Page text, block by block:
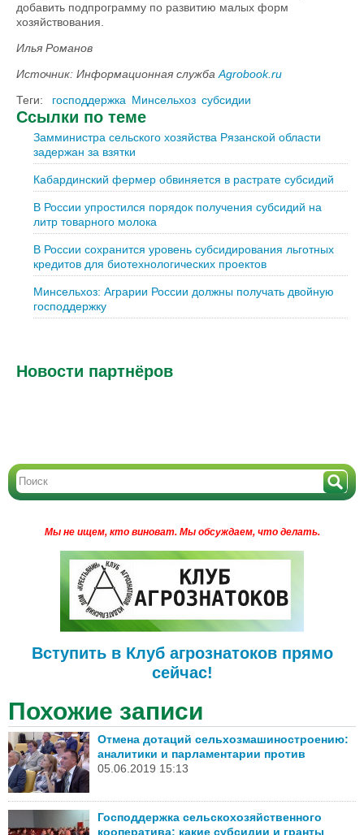
добавить подпрограмму по развитию малых форм
хозяйствования.
Илья Романов
Источник: Информационная служба Agrobook.ru
Теги:
господдержка Минсельхоз субсидии
Ссылки по теме
Замминистра сельского хозяйства Рязанской области
задержан за взятки
Кабардинский фермер обвиняется в растрате субсидий
В России упростился порядок получения субсидий на
литр товарного молока
В России сохранится уровень субсидирования льготных
кредитов для биотехнологических проектов
Минсельхоз: Аграрии России должны получать двойную
господдержку
Новости партнёров
Мы не ищем, кто виноват. Мы обсуждаем, что делать.
Вступить в Клуб агрознатоков прямо
сейчас!
Похожие записи
Отмена дотаций сельхозмашиностроению:
аналитики и парламентарии против
05.06.2019 15:13
Господдержка сельскохозяйственного
кооператива: какие субсидии и гранты